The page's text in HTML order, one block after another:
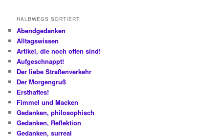
HALBWEGS SORTIERT:
Abendgedanken
Alltagswissen
Artikel, die noch offen sind!
Aufgeschnappt!
Der liebe Straßenverkehr
Der Morgengruß
Ersthaftes!
Fimmel und Macken
Gedanken, philosophisch
Gedanken, Reflektion
Gedanken, surreal